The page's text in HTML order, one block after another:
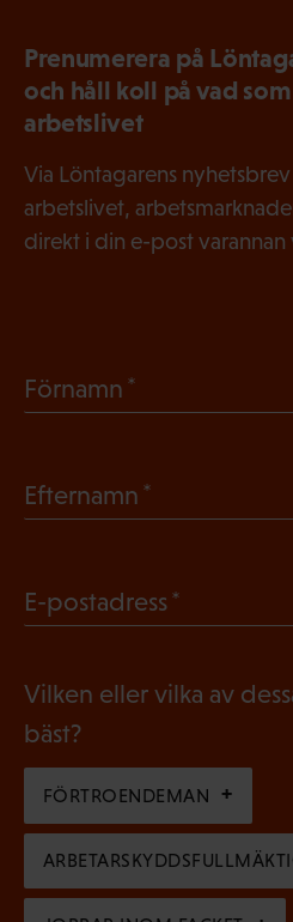
Prenumerera på
och håll koll på vad
arbetslivet
Via Löntagarens
arbetslivet,
direkt i din e-post varannan
Förnamn
a
o
s
k
t
Efternamn
l
g
t
o
r
i
E-postadress
g
a
t
o
Vilken eller vilka av
bäst?
FÖRTROENDEMAN